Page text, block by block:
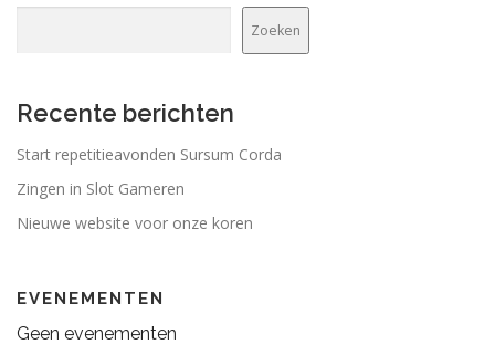
Zoeken
Recente berichten
Start repetitieavonden Sursum Corda
Zingen in Slot Gameren
Nieuwe website voor onze koren
EVENEMENTEN
Geen evenementen